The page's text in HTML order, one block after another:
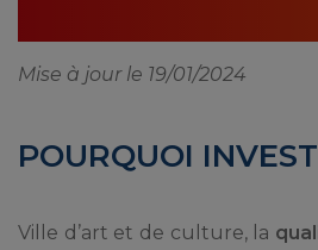
Mise à jour le 19/01/2024
POURQUOI
Ville d’art et de culture, la